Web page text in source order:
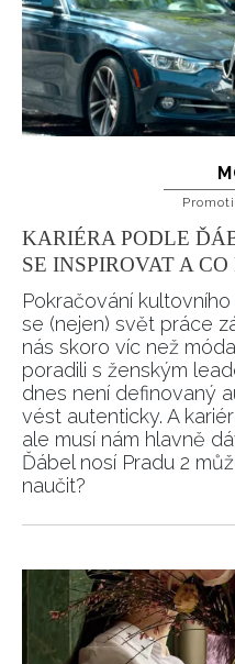
KARIÉRA PODLE
SE INSPIROVAT A
Pokračování
se (nejen) svět práce
nás skoro víc než
poradili s ženským
dnes není definovaný
vést autenticky. A
ale musí nám hlavně
Ďábel nosí Pradu 2
naučit?